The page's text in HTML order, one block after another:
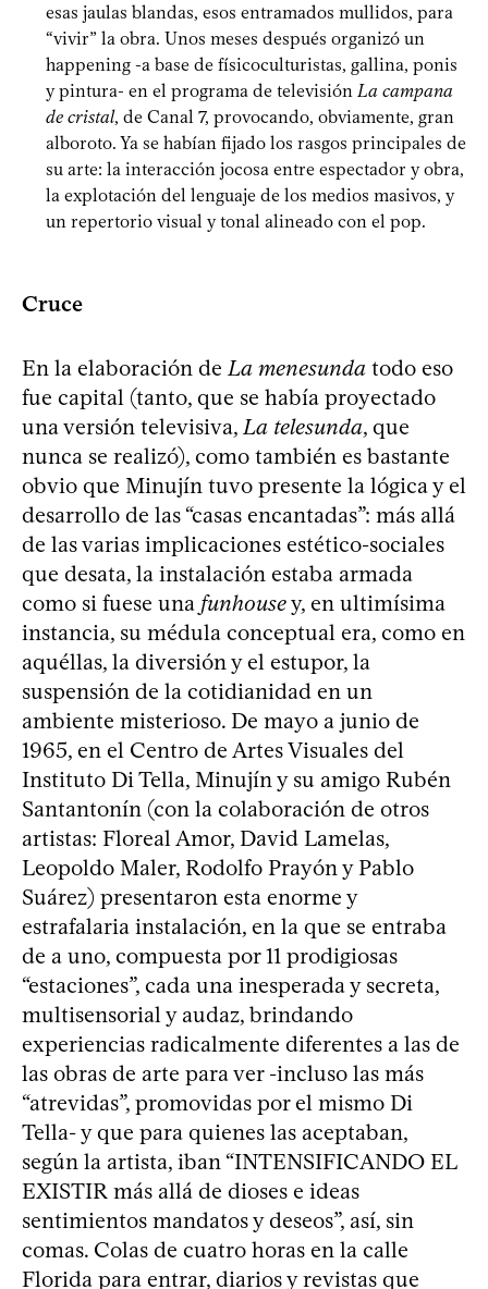
esas jaulas blandas, esos entramados mullidos, para
“vivir” la obra. Unos meses después organizó un
happening -a base de físicoculturistas, gallina, ponis
y pintura- en el programa de televisión La campana
de cristal, de Canal 7, provocando, obviamente, gran
alboroto. Ya se habían fijado los rasgos principales de
su arte: la interacción jocosa entre espectador y obra,
la explotación del lenguaje de los medios masivos, y
un repertorio visual y tonal alineado con el pop.
Cruce
En la elaboración de La menesunda todo eso
fue capital (tanto, que se había proyectado
una versión televisiva, La telesunda, que
nunca se realizó), como también es bastante
obvio que Minujín tuvo presente la lógica y el
desarrollo de las “casas encantadas”: más allá
de las varias implicaciones estético-sociales
que desata, la instalación estaba armada
como si fuese una funhousey, en ultimísima
instancia, su médula conceptual era, como en
aquéllas, la diversión y el estupor, la
suspensión de la cotidianidad en un
ambiente misterioso. De mayo a junio de
1965, en el Centro de Artes Visuales del
Instituto Di Tella, Minujín y su amigo Rubén
Santantonín (con la colaboración de otros
artistas: Floreal Amor, David Lamelas,
Leopoldo Maler, Rodolfo Prayón y Pablo
Suárez) presentaron esta enorme y
estrafalaria instalación, en la que se entraba
de a uno, compuesta por 11 prodigiosas
“estaciones”, cada una inesperada y secreta,
multisensorial y audaz, brindando
experiencias radicalmente diferentes a las de
las obras de arte para ver -incluso las más
“atrevidas”, promovidas por el mismo Di
Tella- y que para quienes las aceptaban,
según la artista, iban “INTENSIFICANDO EL
EXISTIR más allá de dioses e ideas
sentimientos mandatos y deseos”, así, sin
comas. Colas de cuatro horas en la calle
Florida para entrar, diarios y revistas que